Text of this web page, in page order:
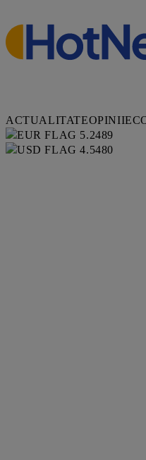
ACTUALITATEOPINII
5.2489
4.5480